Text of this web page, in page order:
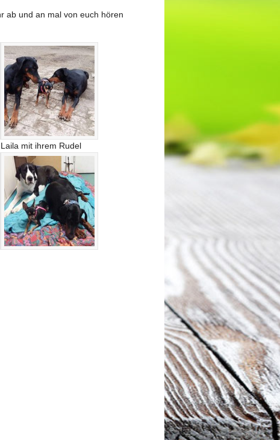
ab und an mal von euch hören
Laila mit ihrem Rudel